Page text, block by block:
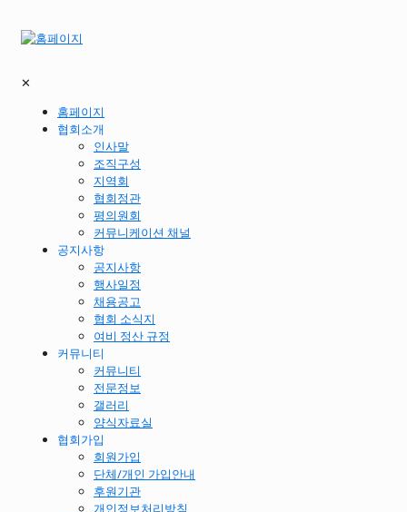
✕
홈페이지
협회소개
인사말
조직구성
지역회
협회정관
평의원회
커뮤니케이션 채널
공지사항
공지사항
행사일정
채용공고
협회 소식지
여비 정산 규정
커뮤니티
커뮤니티
전문정보
갤러리
양식자료실
협회가입
회원가입
단체/개인 가입안내
후원기관
개인정보처리방침